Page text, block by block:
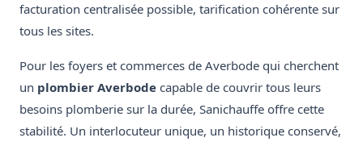
facturation centralisée possible, tarification cohérente sur
tous les sites.
Pour les foyers et commerces de Averbode qui cherchent
un plombier Averbode capable de couvrir tous leurs
besoins plomberie sur la durée, Sanichauffe offre cette
stabilité. Un interlocuteur unique, un historique conservé,